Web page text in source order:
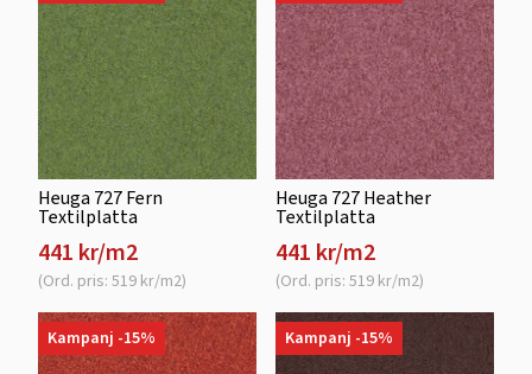
Heuga 727 Fern
Textilplatta
441 kr/m2
(Ord. pris: 519 kr/m2)
Heuga 727 Heather
Textilplatta
441 kr/m2
(Ord. pris: 519 kr/m2)
Kampanj -15% Kampanj -15%